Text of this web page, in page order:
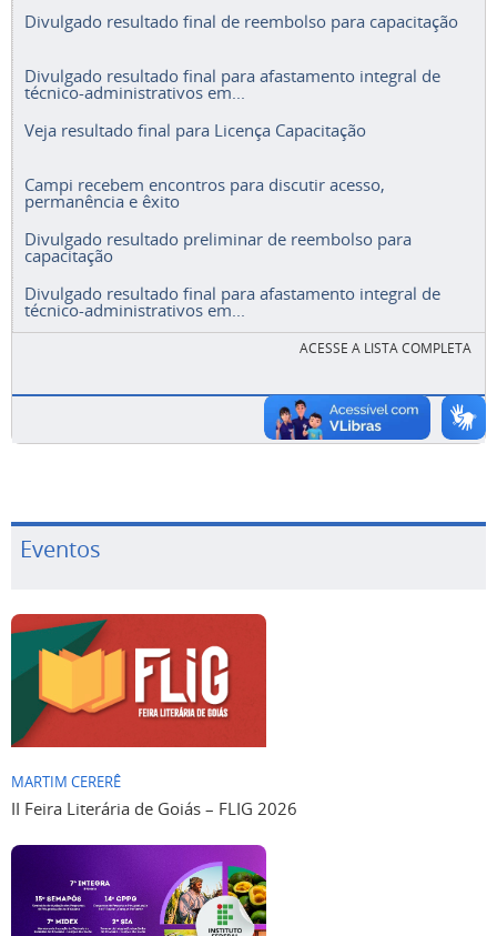
Divulgado resultado final de reembolso para capacitação
Divulgado resultado final para afastamento integral de
técnico-administrativos em...
Veja resultado final para Licença Capacitação
Campi recebem encontros para discutir acesso,
permanência e êxito
Divulgado resultado preliminar de reembolso para
capacitação
Divulgado resultado final para afastamento integral de
técnico-administrativos em...
ACESSE A LISTA COMPLETA
Eventos
MARTIM CERERÊ
II Feira Literária de Goiás – FLIG 2026